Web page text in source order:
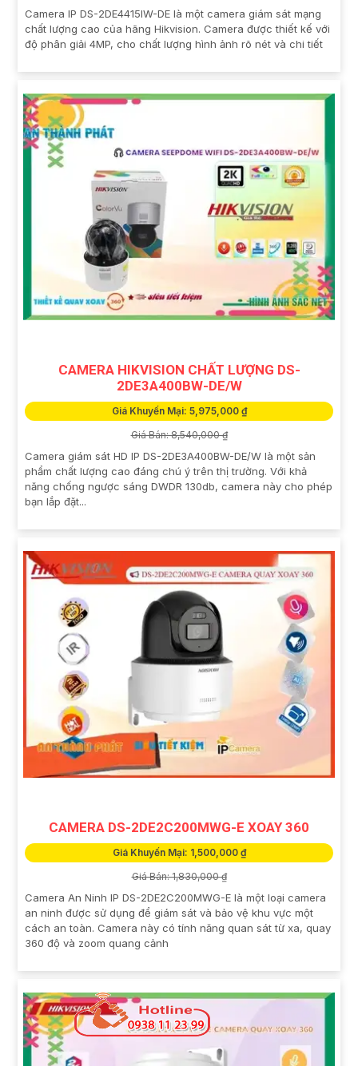
Camera IP DS-2DE4415IW-DE là một camera giám sát mạng
chất lượng cao của hãng Hikvision. Camera được thiết kế với
độ phân giải 4MP, cho chất lượng hình ảnh rõ nét và chi tiết
CAMERA HIKVISION CHẤT LƯỢNG DS-
2DE3A400BW-DE/W
Giá Khuyến Mại: 5,975,000 ₫
Giá Bán: 8,540,000 ₫
Camera giám sát HD IP DS-2DE3A400BW-DE/W là một sản
phẩm chất lượng cao đáng chú ý trên thị trường. Với khả
năng chống ngược sáng DWDR 130db, camera này cho phép
bạn lắp đặt...
CAMERA DS-2DE2C200MWG-E XOAY 360
Giá Khuyến Mại: 1,500,000 ₫
Giá Bán: 1,830,000 ₫
Camera An Ninh IP DS-2DE2C200MWG-E là một loại camera
an ninh được sử dụng để giám sát và bảo vệ khu vực một
cách an toàn. Camera này có tính năng quan sát từ xa, quay
360 độ và zoom quang cảnh